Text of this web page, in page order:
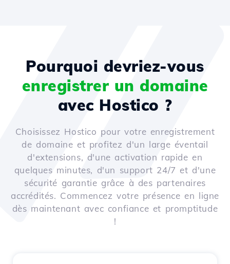
Pourquoi devriez-vous
enregistrer un domaine
avec Hostico ?
Choisissez Hostico pour votre enregistrement
de domaine et profitez d'un large éventail
d'extensions, d'une activation rapide en
quelques minutes, d'un support 24/7 et d'une
sécurité garantie grâce à des partenaires
accrédités. Commencez votre présence en ligne
dès maintenant avec confiance et promptitude
!